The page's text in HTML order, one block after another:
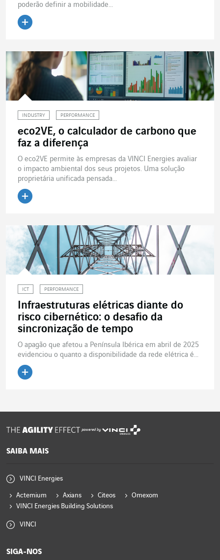
poderão definir a mobilidade...
INDUSTRY PERFORMANCE
eco2VE, o calculador de carbono que
faz a diferença
O eco2VE permite às empresas da VINCI Energies avaliar
o impacto ambiental dos seus projetos. Uma solução
proprietária unificada pensada...
ICT PERFORMANCE
Infraestruturas elétricas diante do
risco cibernético: o desafio da
sincronização de tempo
O apagão que afetou a Península Ibérica em abril de 2025
evidenciou o quanto a disponibilidade da rede elétrica é...
powered by
SAIBA MAIS
VINCI Energies
Actemium Axians Citeos
Omexom
VINCI Energies Building Solutions
VINCI
SIGA-NOS